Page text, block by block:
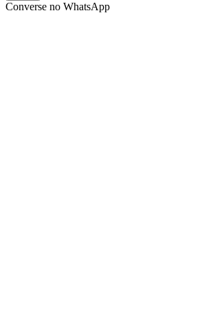
Converse no WhatsApp